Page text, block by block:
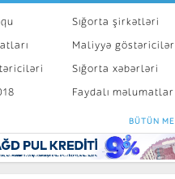
Sığorta şirkətləri
Maliyyə
Sığorta xəbərləri
Faydalı məlumatlar
Sığorta
BÜTÜN